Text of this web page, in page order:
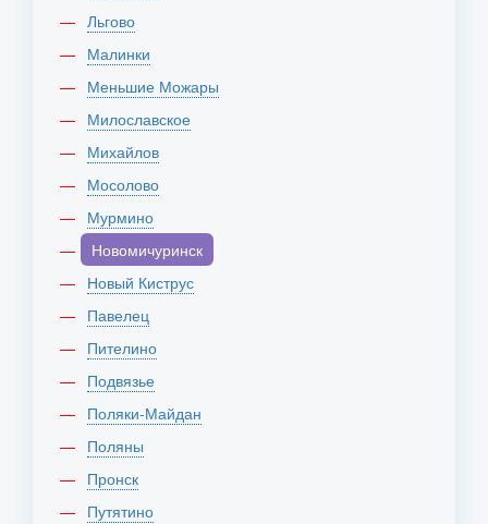
Льгово
Малинки
Меньшие Можары
Милославское
Михайлов
Мосолово
Мурмино
Новомичуринск
Новый Киструс
Павелец
Пителино
Подвязье
Поляки-Майдан
Поляны
Пронск
Путятино